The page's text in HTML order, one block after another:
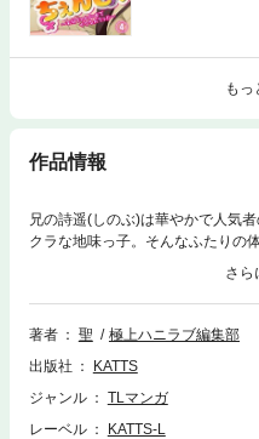
もっ
作品情報
兄の詩遥(しのぶ)は華やかで人気
クラな地味っ子。そんなふたりの
い！？「あ…っ、先からなんか出
欲望に負けて自らシゴいていると
ドSな微笑みを浮かべた詩遥は、
知らなかった。兄のおそろしく歪
著者 聖
極上ハニラブ編集部
出版社
KATTS
ジャンル
TLマンガ
レーベル
KATTS-L